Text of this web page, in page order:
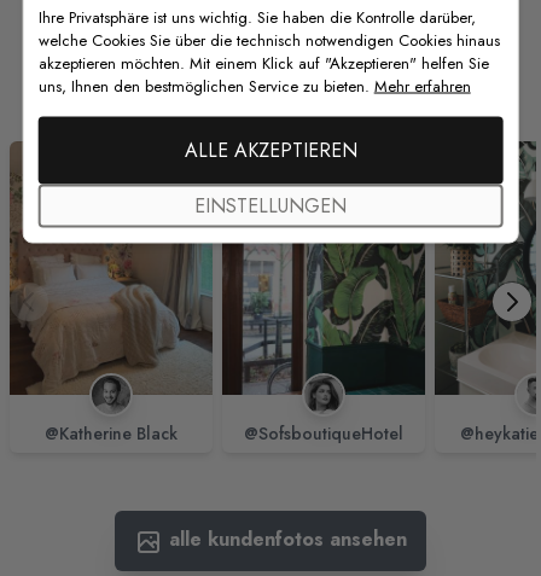
Von unseren Kunden
@Katherine Black @SofsboutiqueHotel
alle kundenfotos ansehen
Ihre Privatsphäre ist uns wichtig. Sie haben die Kontrolle darüber,
welche Cookies Sie über die technisch notwendigen Cookies hinaus
akzeptieren möchten. Mit einem Klick auf "Akzeptieren" helfen Sie
uns, Ihnen den bestmöglichen Service zu bieten. Mehr erfahren
ALLE AKZEPTIEREN
EINSTELLUNGEN